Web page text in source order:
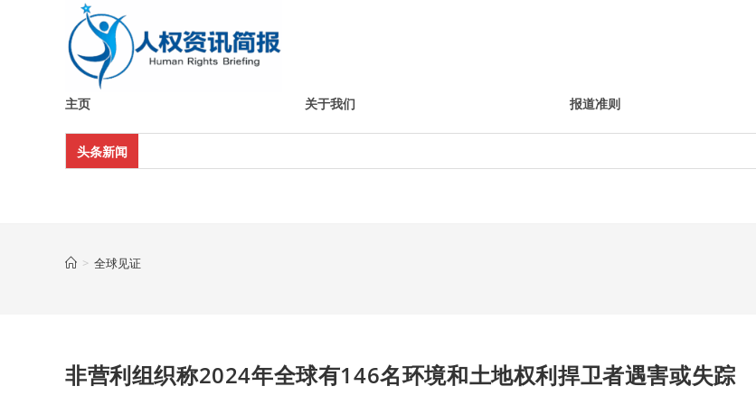
主页 关于我们 报道准则
头条新闻
> 全球见证
非营利组织称2024年全球有146名环境和土地权利捍卫者遇害或失踪